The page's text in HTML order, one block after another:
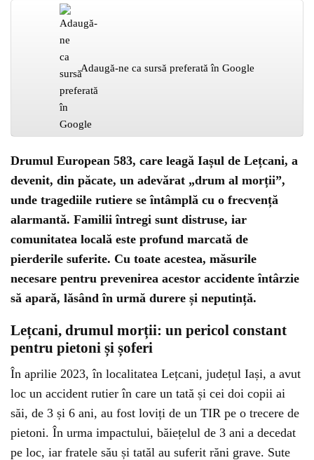
Adaugă-ne ca sursă preferată în Google
Drumul European 583, care leagă Iașul de Lețcani, a
devenit, din păcate, un adevărat „drum al morții”,
unde tragediile rutiere se întâmplă cu o frecvență
alarmantă. Familii întregi sunt distruse, iar
comunitatea locală este profund marcată de
pierderile suferite. Cu toate acestea, măsurile
necesare pentru prevenirea acestor accidente întârzie
să apară, lăsând în urmă durere și neputință.
Lețcani, drumul morții: un pericol constant
pentru pietoni și șoferi
În aprilie 2023, în localitatea Lețcani, județul Iași, a avut
loc un accident rutier în care un tată și cei doi copii ai
săi, de 3 și 6 ani, au fost loviți de un TIR pe o trecere de
pietoni. În urma impactului, băiețelul de 3 ani a decedat
pe loc, iar fratele său și tatăl au suferit răni grave. Sute